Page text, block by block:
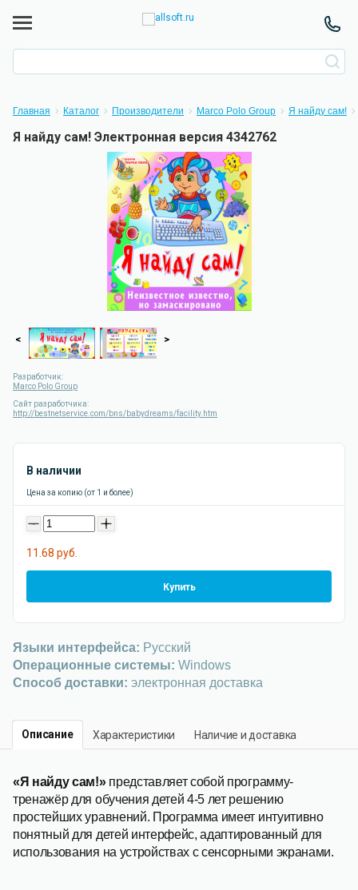
Главная Каталог Производители Marco Polo Group Я найду сам!
Я найду сам! Электронная версия 4342762
< >
Разработчик:
Marco Polo Group
Сайт разработчика:
http://bestnetservice.com/bns/babydreams/facility.htm
В наличии
Цена за копию (от 1 и более)
- +
11.68 руб.
Купить
Языки интерфейса: Русский
Операционные системы: Windows
Способ доставки: электронная доставка
Описание Характеристики Наличие и доставка
«Я найду сам!»представляет собой программу-
тренажёр для обучения детей 4-5 лет решению
простейших уравнений. Программа имеет интуитивно
понятный для детей интерфейс, адаптированный для
использования на устройствах с сенсорными экранами.